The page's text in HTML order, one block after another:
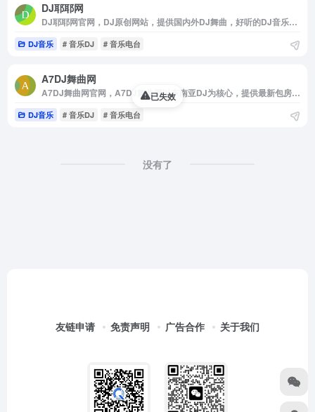
DJ耶耶网
DJ耶耶网官网，DJ原创网站，提供国内外DJ舞曲，好听的DJ音乐，劲爆的DJ舞曲音乐MP3免费下载，专业提供DJ嗨嗨网，DJ舞曲，DJ串烧，dj现场，dj慢摇，尽在DJ嗨吧-DJ耶耶网
DJ音乐 # 音乐DJ # 音乐电台
已失效
A7DJ舞曲网
A7DJ舞曲网官网，A7DJ舞曲网以东南亚DJ为核心，提供最新包房DJ音乐，，每天更新快人一步，专业DJ团队精心制作好听的串烧，打造车载DJ舞曲，为DJ工作者收录国外DJ舞曲，提供高音质在线试听及MP3免费下载，全方位满足DJ工作者及音乐爱好者的需求。
DJ音乐 # 音乐DJ # 音乐电台
没有了
友链申请 免责声明 广告合作 关于我们